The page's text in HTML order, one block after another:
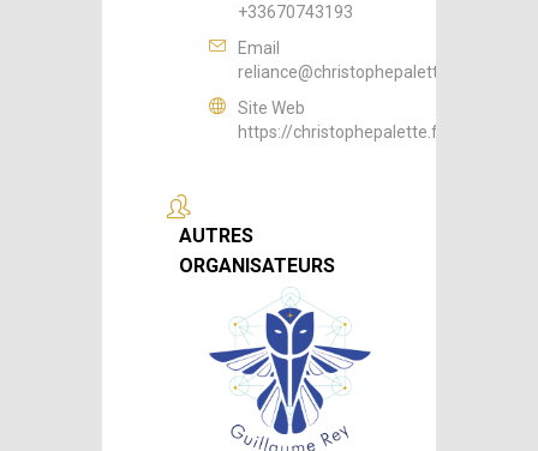
+33670743193
Email
reliance@christophepalette.fr
Site Web
https://christophepalette.fr
AUTRES
ORGANISATEURS